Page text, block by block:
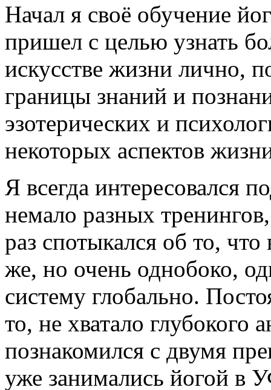
Начал я своё обучение
пришел с целью узнать
искусстве жизни лично,
границы знаний и
эзотерических и
некоторых аспектов
Я всегда интересовался
немало разных
раз спотыкался об то,
же, но очень однобоко,
систему глобально.
то, не хватало глубокого
познакомился с двумя
уже занимались йогой в